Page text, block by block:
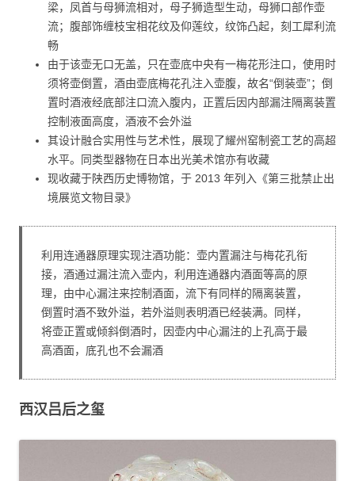
梁，凤首与母狮流相对，母子狮造型生动，母狮口部作壶
流；腹部饰缠枝宝相花纹及仰莲纹，纹饰凸起，刻工犀利流
畅
由于该壶无口无盖，只在壶底中央有一梅花形注口，使用时
须将壶倒置，酒由壶底梅花孔注入壶腹，故名“倒装壶”；倒
置时酒液经底部注口流入腹内，正置后因内部漏注隔离装置
控制液面高度，酒液不会外溢
其设计融合实用性与艺术性，展现了耀州窑制瓷工艺的高超
水平。同类型器物在日本出光美术馆亦有收藏
现收藏于陕西历史博物馆，于 2013 年列入《第三批禁止出
境展览文物目录》
利用连通器原理实现注酒功能：壶内置漏注与梅花孔衔
接，酒通过漏注流入壶内，利用连通器内酒面等高的原
理，由中心漏注来控制酒面，流下有同样的隔离装置，
倒置时酒不致外溢，若外溢则表明酒已经装满。同样，
将壶正置或倾斜倒酒时，因壶内中心漏注的上孔高于最
高酒面，底孔也不会漏酒
西汉吕后之玺